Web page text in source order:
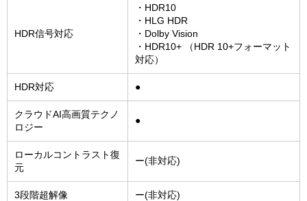
HDR信号対応
・HDR10
・HLG HDR
・Dolby Vision
・HDR10+ （HDR 10+フォーマット
対応）
HDR対応 ●
クラウドAI高画質テクノ
ロジー
●
ローカルコントラスト復
元
ー(非対応)
3段階超解像 ー(非対応)